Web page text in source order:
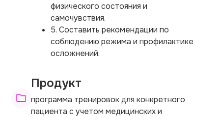
физического состояния и
самочувствия.
5. Составить рекомендации по
соблюдению режима и профилактике
осложнений.
Продукт
программа тренировок для конкретного
пациента с учетом медицинских и